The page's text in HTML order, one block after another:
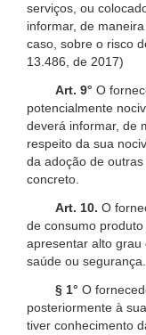
serviços, ou
informar, de
caso, sobre o risco
13.486, de 2017)
Art. 9° O
potencialmente
deverá informar, de
respeito da sua
da adoção de
concreto.
Art. 10. O
de consumo
apresentar alto grau
saúde ou segurança.
§ 1° O
posteriormente à
tiver conhecimento